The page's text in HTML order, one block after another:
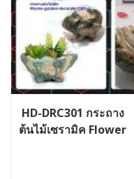
HD-DRC301 กระถาง
ต้นไม้เซรามิค Flower